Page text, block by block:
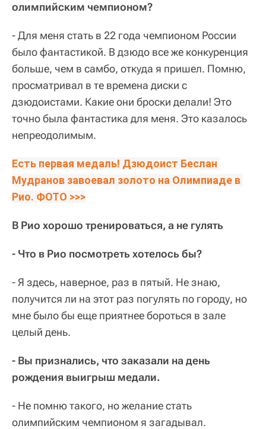
олимпийским чемпионом?
- Для меня стать в 22 года чемпионом России
было фантастикой. В дзюдо все же конкуренция
больше, чем в самбо, откуда я пришел. Помню,
просматривал в те времена диски с
дзюдоистами. Какие они броски делали! Это
точно была фантастика для меня. Это казалось
непреодолимым.
Есть первая медаль! Дзюдоист Беслан
Мудранов завоевал золото на Олимпиаде в
Рио. ФОТО >>>
В Рио хорошо тренироваться, а не гулять
- Что в Рио посмотреть хотелось бы?
- Я здесь, наверное, раз в пятый. Не знаю,
получится ли на этот раз погулять по городу, но
мне было бы еще приятнее бороться в зале
целый день.
- Вы признались, что заказали на день
рождения выигрыш медали.
- Не помню такого, но желание стать
олимпийским чемпионом я загадывал.